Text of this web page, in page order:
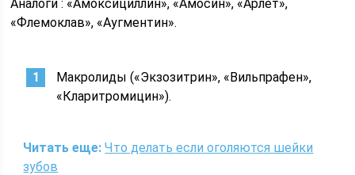
Аналоги : «Амоксициллин», «Амосин», «Арлет»,
«Флемоклав», «Аугментин».
Макролиды («Экзозитрин», «Вильпрафен»,
«Кларитромицин»).
Читать еще: Что делать если оголяются шейки
зубов